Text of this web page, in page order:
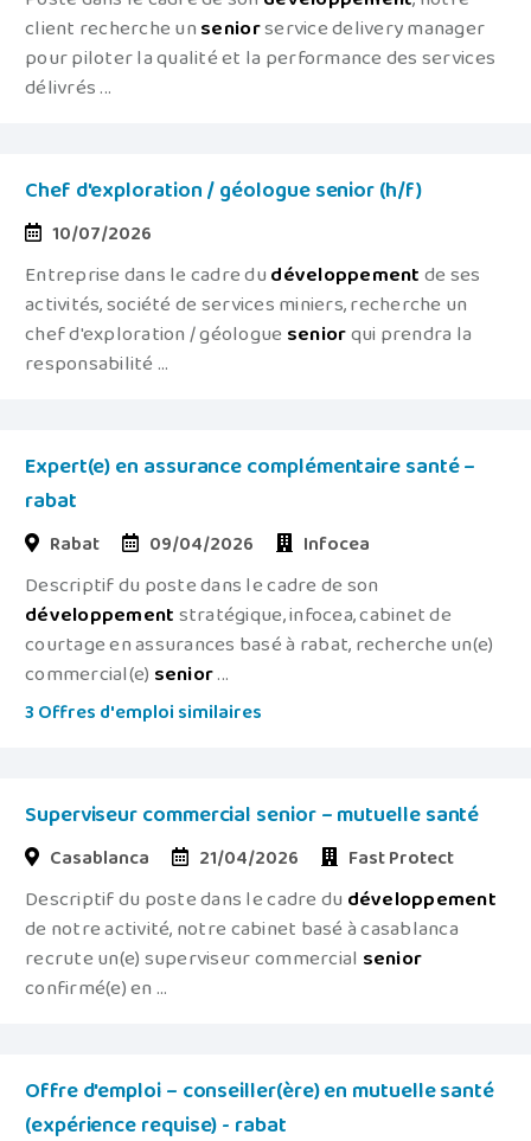
client recherche unseniorservice delivery manager
pour piloter la qualité et la performance des services
délivrés ...
Chef d'exploration / géologue senior (h/f)
10/07/2026
Entreprise dans le cadre dudéveloppementde ses
activités, société de services miniers, recherche un
chef d'exploration / géologue seniorqui prendra la
responsabilité ...
Expert(e) en assurance complémentaire santé –
rabat
Rabat 09/04/2026 Infocea
Descriptif du poste dans le cadre de son
développementstratégique, infocea, cabinet de
courtage en assurances basé à rabat, recherche un(e)
commercial(e) senior...
3 Offres d'emploi similaires
Superviseur commercial senior – mutuelle santé
Casablanca 21/04/2026 Fast Protect
Descriptif du poste dans le cadre dudéveloppement
de notre activité, notre cabinet basé à casablanca
recrute un(e) superviseur commercial senior
confirmé(e) en ...
Offre d'emploi – conseiller(ère) en mutuelle santé
(expérience requise) - rabat